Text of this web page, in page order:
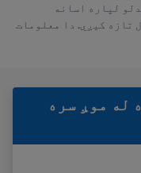
لپاره اسانه
تازه کیږي. دا معلومات
له موږ سره